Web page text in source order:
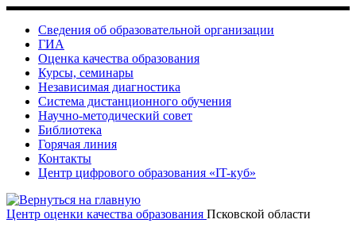
Skip
content
Сведения об образовательной организации
ГИА
Оценка качества образования
Курсы, семинары
Независимая диагностика
Система дистанционного обучения
Научно-методический совет
Библиотека
Горячая линия
Контакты
Центр цифрового образования «IT-куб»
Центр оценки качества образования Псковской области